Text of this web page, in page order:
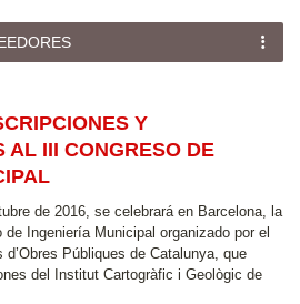
Y
AL III CONGRESO DE
de 2016, se celebrará en Barcelona, la
Ingeniería Municipal organizado por el
d’Obres Públiques de Catalunya, que
del Institut Cartogràfic i Geològic de